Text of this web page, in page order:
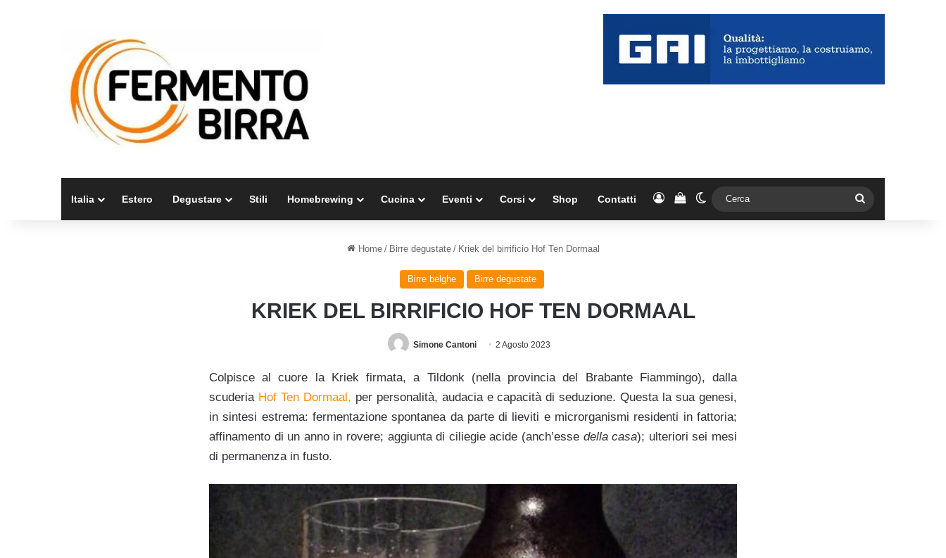
Italia Estero Degustare Stili Homebrewing Cucina Eventi Corsi Shop Contatti AccediVedi il carrello
Cambia aspetto
Home / Birre degustate / Kriek del birrificio Hof Ten Dormaal
Birre belghe Birre degustate
KRIEK DEL BIRRIFICIO HOF TEN DORMAAL
Simone Cantoni 2 Agosto 2023
Colpisce al cuore la Kriek firmata, a Tildonk (nella provincia del Brabante Fiammingo), dalla
scuderia Hof Ten Dormaal, per personalità, audacia e capacità di seduzione.Questa la sua genesi,
in sintesi estrema: fermentazione spontanea da parte di lieviti e microrganismi residenti in fattoria;
affinamento di un anno in rovere; aggiunta di ciliegie acide (anch’esse della casa); ulteriori sei mesi
di permanenza in fusto.